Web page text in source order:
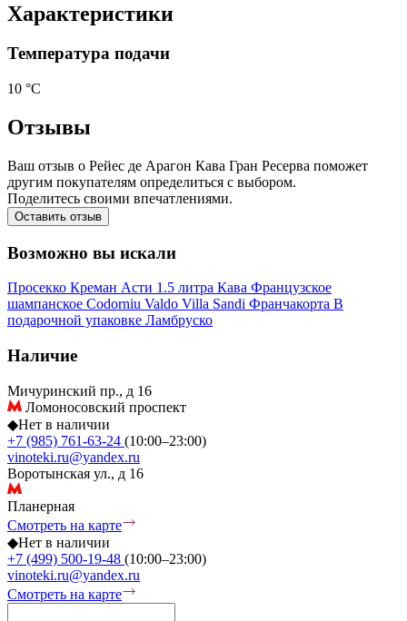
Характеристики
Температура подачи
10 °С
Отзывы
Ваш отзыв о Рейес де Арагон Кава Гран Ресерва поможет
другим покупателям определиться с выбором.
Поделитесь своими впечатлениями.
Оставить отзыв
Возможно вы искали
Просекко Креман Асти 1.5 литра Кава Французское
шампанское Codorniu Valdo Villa Sandi Франчакорта В
подарочной упаковке Ламбруско
Наличие
Мичуринский пр., д 16
Ломоносовский проспект
◆Нет в наличии
+7 (985) 761-63-24 (10:00–23:00)
vinoteki.ru@yandex.ru
Воротынская ул., д 16
Планерная
Смотреть на карте
◆Нет в наличии
+7 (499) 500-19-48 (10:00–23:00)
vinoteki.ru@yandex.ru
Смотреть на карте